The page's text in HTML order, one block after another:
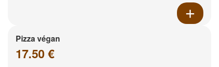
Pizza végan
17.50 €